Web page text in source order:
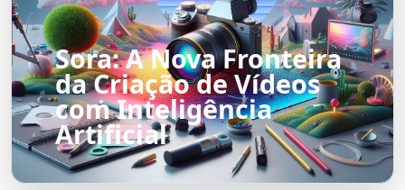
Sora: A Nova Fronteira
da Criação de Vídeos
com Inteligência
Artificial